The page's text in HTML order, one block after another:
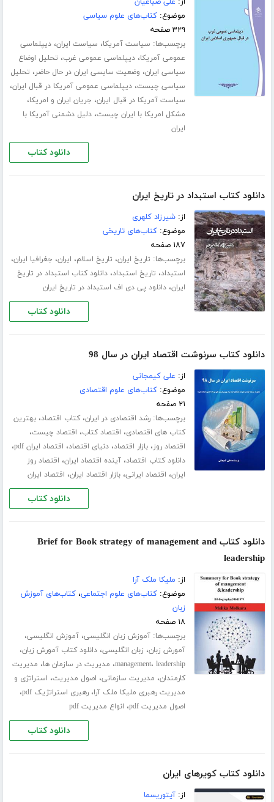
موضوع:کتاب‌های علوم سیاسی
۳۲۹ صفحه
برچسب‌ها: سیاست آمریکا، سیاست ایران،دیپلماسی
عمومی آمریکا،دیپلماسی عمومی غرب، تحلیل اوضاع
سیاسی ایران، وضعیت سایسی ایران در حال حاضر، تحلیل
سیاسی چیست،دیپلماسی عمومی آمریکا در قبال ایران،
سیاست آمریکا در قبال ایران، جریان ایران و امریکا،
مشکل امریکا با ایران چیست،دلیل دشمنی آمریکا با
ایران
دانلود کتاب
دانلود کتاب استبداد در تاریخ ایران
از:شیرزاد کلهری
موضوع:کتاب‌های تاریخی
۱۸۷ صفحه
برچسب‌ها: تاریخ ایران، تاریخ اسلام، ایران، جغرافیا ایران،
استبداد، تاریخ استبداد،دانلود کتاب استبداد در تاریخ
ایران،دانلود پی دی اف استبداد در تاریخ ایران
دانلود کتاب
دانلود کتاب سرنوشت اقتصاد ایران در سال 98
از: علی کیمجانی
موضوع:کتاب‌های علوم اقتصادی
۲۱ صفحه
برچسب‌ها:رشد اقتصادی در ایران،کتاب اقتصاد،بهترین
کتاب های اقتصادی، اقتصاد کتاب، اقتصاد چیست،
اقتصاد روز،بازار اقتصاد،دنیای اقتصاد، اقتصاد ایران pdf ،
دانلود کتاب اقتصاد،آینده اقتصاد ایران، اقتصاد روز
ایران، اقتصاد ایرانی،بازار اقتصاد ایران، اقتصاد ایران
دانلود کتاب
دانلود کتاب Brief for Book strategy of management and
leadership
از: ملیکا ملک آرا
موضوع:کتاب‌های علوم اجتماعی،کتاب‌های آموزش
زبان
۱۸ صفحه
برچسب‌ها:آموزش زبان انگلیسی،آموزش انگلیسی،
آمورش زبان، زبان انگلیسی،دانلود کتاب آمورش زبان،
management، leadership ، مدیریت در سازمان ها، مدیریت
کارمندان، مدیریت سازمانی، اصول مدیریت، استراتژی و
مدیریت رهبری ملیکا ملک آرا،رهبری استراتژیک pdf ،
اصول مدیریت pdf ، انواع مدیریت pdf
دانلود کتاب
دانلود کتاب کویرهای ایران
از:آیتوریسما